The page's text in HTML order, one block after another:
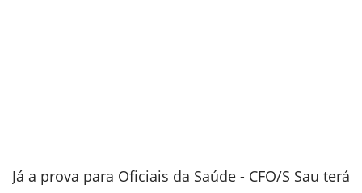
Já a prova para Oficiais da Saúde - CFO/S Sau terá